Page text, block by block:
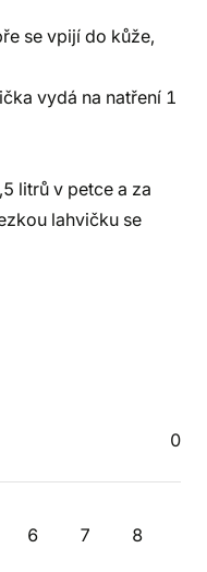
se vpijí do kůže,
vydá na natření 1
litrů v petce a za
lahvičku se
0
6 7 8